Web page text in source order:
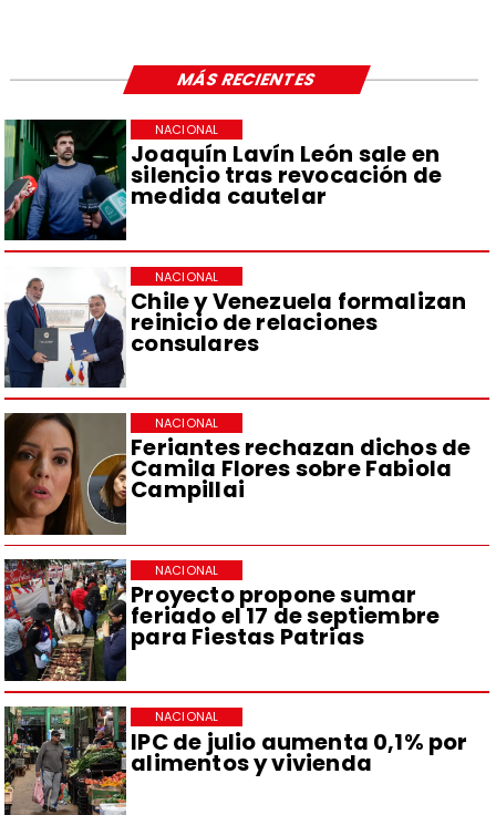
Joaquín Lavín León sale en
silencio tras revocación de
medida cautelar
NACIONAL
Chile y Venezuela formalizan
reinicio de relaciones
consulares
NACIONAL
Feriantes rechazan dichos de
Camila Flores sobre Fabiola
Campillai
NACIONAL
Proyecto propone sumar
feriado el 17 de septiembre
para Fiestas Patrias
NACIONAL
IPC de julio aumenta 0,1% por
alimentos y vivienda
NACIONAL
MÁS RECIENTES